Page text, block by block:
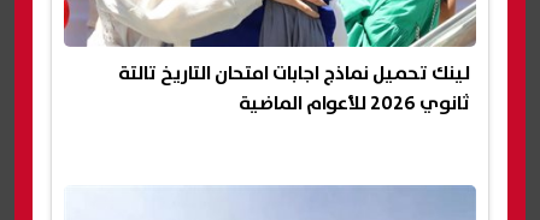
لينك تحميل نماذج اجابات امتحان التاريخ تالتة
ثانوي 2026 للأعوام الماضية